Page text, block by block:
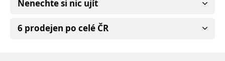
Nenechte si nic ujít
6 prodejen po celé ČR